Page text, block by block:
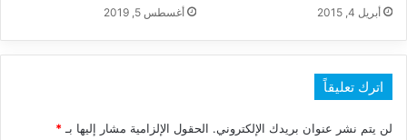
أبريل 4, 2015 أغسطس 5, 2019
اترك تعليقاً
لن يتم نشر عنوان بريدك الإلكتروني. الحقول الإلزامية مشار إليها بـ *